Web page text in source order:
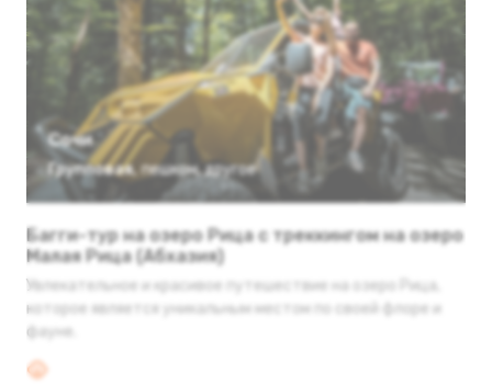
Сочи
Групповая, пешком, другое
Багги-тур на озеро Рица с треккингом на озеро
Малая Рица (Абхазия)
Увлекательное и красивое путешествие на озеро Рица,
которое является уникальным местом по своей флоре и
фауне.